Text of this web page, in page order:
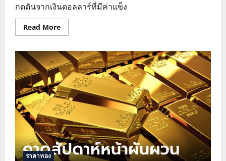
กดดันจากเงินดอลลาร์ที่มีค่าแข็ง
Read MoreRead
more
โน้ม
ราคา
ทอง
26
มิ.ย.
66
ราคาทอง